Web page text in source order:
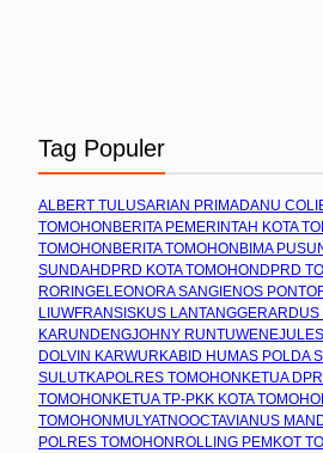
Tag Populer
ALBERT TULUSARIAN PRIMADANU
TOMOHON BERITA PEMERINTAH KOTA
TOMOHON BERITA TOMOHON BIMA
SUNDAH DPRD KOTA TOMOHON DPRD
RORINGELEONORA SANGI ENOS
LIUWFRANSISKUS LANTANGGERARDUS
KARUNDENGJOHNY RUNTUWENE
DOLVIN KARWUR KABID HUMAS POLDA
SULUTKAPOLRES TOMOHON KETUA
TOMOHON KETUA TP-PKK KOTA
TOMOHON MULYATNOOCTAVIANUS
POLRES TOMOHON ROLLING PEMKOT